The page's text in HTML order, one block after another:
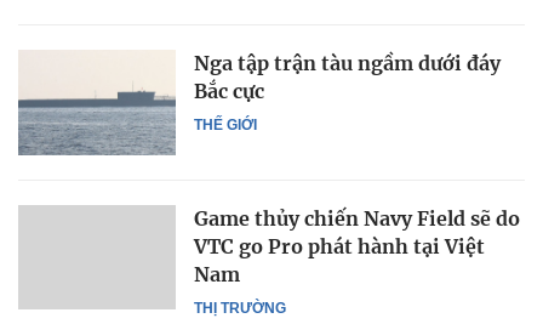
THẾ GIỚI
Nga tập trận tàu ngầm dưới đáy
Bắc cực
THỊ TRƯỜNG
Game thủy chiến Navy Field sẽ do
VTC go Pro phát hành tại Việt
Nam